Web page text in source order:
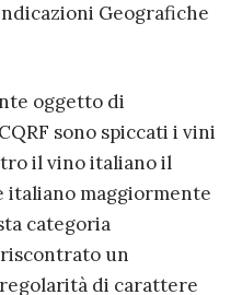
Geografiche
oggetto di
sono spiccati i vini
il vino italiano il
maggiormente
categoria
riscontrato un
di carattere